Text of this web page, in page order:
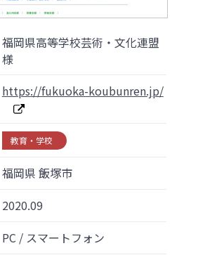
福岡県高等学校芸術・文化連盟
様
https://fukuoka-koubunren.jp/
教育・学校
福岡県 飯塚市
2020.09
PC / スマートフォン